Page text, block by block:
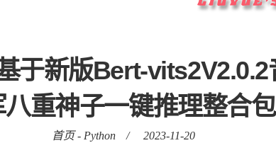
于新版Bert-
八重神子一键推理整合
首页- Python / 2023-11-20